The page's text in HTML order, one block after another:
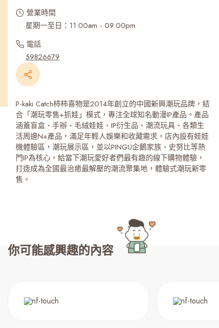
營業時間
星期一至日：11:00am - 09:00pm
電話
59826679
P-kaki Catch柿柿喜物是2014年創立的中國新興潮玩品牌，結
合「潮玩零售+抓娃」模式，專注全球知名動漫IP產品。產品
涵蓋盲盒、手辦、毛絨娃娃、IP衍生品、潮流玩具、各類生
活周邊N+產品，滿足年輕人娛樂和收藏需求。店內設有娃娃
機體驗區，潮玩展示區，並以PINGU企鵝家族、史努比等熱
門IP為核心，給當下潮玩愛好者們最有趣的線下購物體驗，
打造成為全國最治癒最解壓的潮流聚集地，體驗式潮玩新零
售。
你可能感興趣的內容